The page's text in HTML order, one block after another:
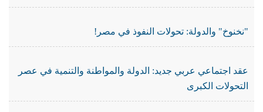
"نخنوخ" والدولة: تحولات النفوذ في مصر!
عقد اجتماعي عربي جديد: الدولة والمواطنة والتنمية في عصر
التحولات الكبرى